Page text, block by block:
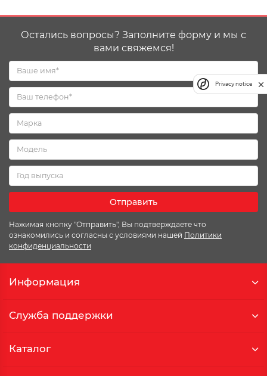
Остались вопросы? Заполните форму и мы с
вами свяжемся!
Отправить
Нажимая кнопку "Отправить", Вы подтверждаете что
ознакомились и согласны с условиями нашей Политики
конфиденциальности
Информация
Служба поддержки
Каталог
Privacy notice